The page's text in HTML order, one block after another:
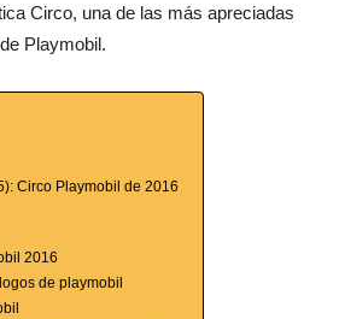
Circo, una de las más apreciadas
Playmobil.
Circo Playmobil de 2016
2016
de playmobil